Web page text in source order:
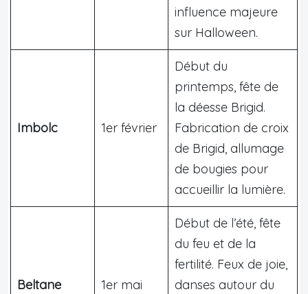
influence majeure
sur Halloween.
Imbolc 1er février
Début du
printemps, fête de
la déesse Brigid.
Fabrication de croix
de Brigid, allumage
de bougies pour
accueillir la lumière.
Beltane 1er mai
Début de l’été, fête
du feu et de la
fertilité. Feux de joie,
danses autour du